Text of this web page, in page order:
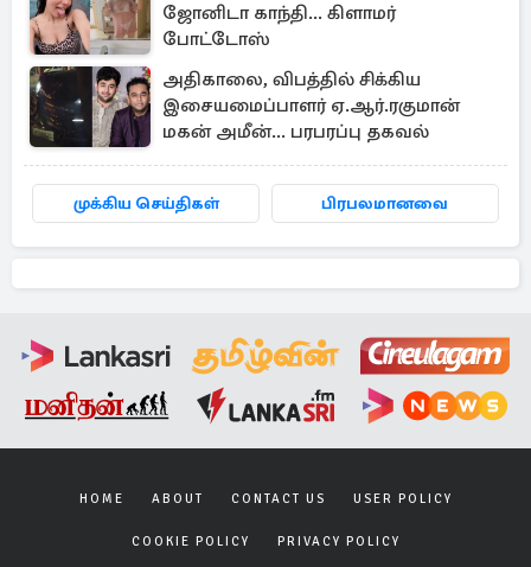
ஜோனிடா காந்தி... கிளாமர்
போட்டோஸ்
அதிகாலை, விபத்தில் சிக்கிய
இசையமைப்பாளர் ஏ.ஆர்.ரகுமான்
மகன் அமீன்... பரபரப்பு தகவல்
முக்கிய செய்திகள் பிரபலமானவை
HOME ABOUT CONTACT US USER POLICY
COOKIE POLICY PRIVACY POLICY